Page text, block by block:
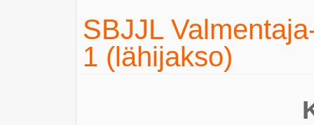
SBJJL
1 (lähijakso)